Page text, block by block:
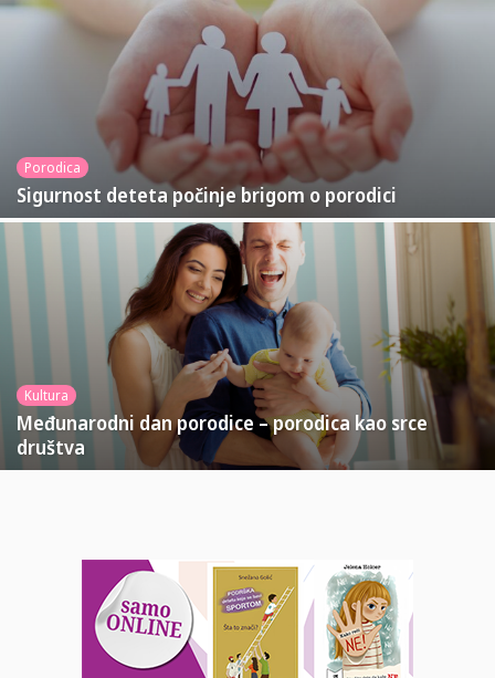
Porodica
Sigurnost deteta počinje brigom o porodici
Kultura
Međunarodni dan porodice – porodica kao srce
društva